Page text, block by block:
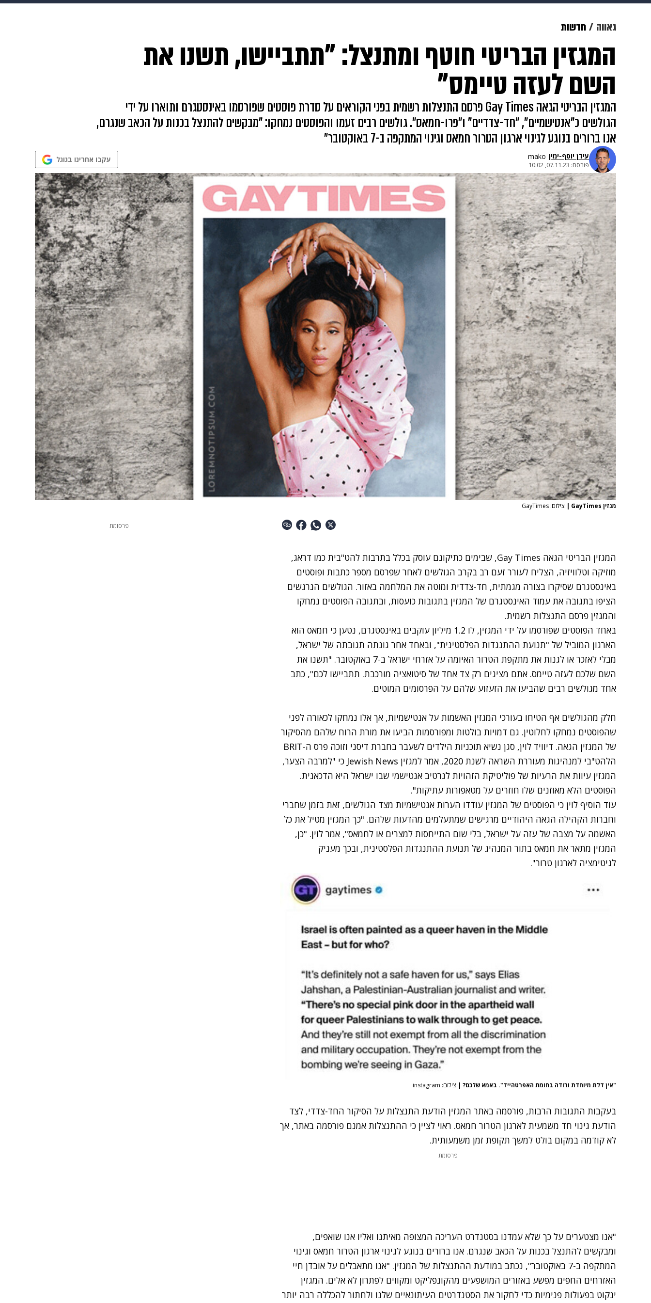
גאווה ויוה משפט תשעה חודשים מתכונים פרויקטים מיוחדים
גאווה חדשות
המגזין הבריטי חוטף ומתנצל: "תתביישו, תשנו את
השם לעזה טיימס"
המגזין הבריטי הגאה Gay Times פרסם התנצלות רשמית בפני הקוראים על סדרת פוסטים שפורסמו באינסטגרם ותוארו על ידי
הגולשים כ"אנטישמיים", "חד-צדדיים" ו"פרו-חמאס". גולשים רבים זעמו והפוסטים נמחקו: "מבקשים להתנצל בכנות על הכאב שנגרם,
אנו ברורים בנוגע לגינוי ארגון הטרור חמאס וגינוי המתקפה ב-7 באוקטובר"
עידן יוסף-ימין mako
פורסם: 07.11.23, 10:02
עקבו אחרינו בגוגל
מגזין GayTimes | צילום: GayTimes
המגזין הבריטי הגאה Gay Times, שבימים כתיקונם עוסק בכלל בתרבות להט"בית כמו דראג,
מוזיקה וטלוויזיה, הצליח לעורר זעם רב בקרב הגולשים לאחר שפרסם מספר כתבות ופוסטים
באינסטגרם שסיקרו בצורה מגמתית, חד-צדדית ומוטה את המלחמה באזור. הגולשים הנרגשים
הציפו בתגובה את עמוד האינסטגרם של המגזין בתגובות כועסות, ובתגובה הפוסטים נמחקו
והמגזין פרסם התנצלות רשמית.
באחד הפוסטים שפורסמו על ידי המגזין, לו 1.2 מיליון עוקבים באינסטגרם, נטען כי חמאס הוא
הארגון המוביל של "תנועת ההתנגדות הפלסטינית", ובאחד אחר גונתה תגובתה של ישראל,
מבלי לאזכר או לגנות את מתקפת הטרור האיומה על אזרחי ישראל ב-7 באוקטובר. "תשנו את
השם שלכם לעזה טיימס. אתם מציגים רק צד אחד של סיטואציה מורכבת. תתביישו לכם", כתב
אחד מגולשים רבים שהביעו את הזעזוע שלהם על הפרסומים המוטים.
חלק מהגולשים אף הטיחו בעורכי המגזין האשמות על אנטישמיות, אך אלו נמחקו לכאורה לפני
שהפוסטים נמחקו לחלוטין. גם דמויות בולטות ומפורסמות הביעו את מורת הרוח שלהם מהסיקור
של המגזין הגאה. דיוויד לוין, סגן נשיא תוכניות הילדים לשעבר בחברת דיסני וזוכה פרס ה-BRIT
הלהט"בי למנהיגות מעוררת השראה לשנת 2020, אמר למגזין Jewish News כי "למרבה הצער,
המגזין עיוות את הרעיות של פוליטיקת הזהויות לנרטיב אנטישמי שבו ישראל היא הדכאנית.
הפוסטים הלא מאוזנים שלו חוזרים על מטאפורות עתיקות".
עוד הוסיף לוין כי הפוסטים של המגזין עודדו הערות אנטישמיות מצד הגולשים, זאת בזמן שחברי
וחברות הקהילה הגאה היהודיים מרגישים שמתעלמים מהדעות שלהם. "כך המגזין מטיל את כל
האשמה על מצבה של עזה על ישראל, בלי שום התייחסות למצרים או לחמאס", אמר לוין. "כן,
המגזין מתאר את חמאס בתור המנהיג של תנועת ההתנגדות הפלסטינית, ובכך מעניק
לגיטימציה לארגון טרור".
"אין דלת מיוחדת ורודה בחומת האפרטהייד". באמא שלכם? | צילום: instagram
בעקבות התגובות הרבות, פורסמה באתר המגזין הודעת התנצלות על הסיקור החד-צדדי, לצד
הודעת גינוי חד משמעית לארגון הטרור חמאס. ראוי לציין כי ההתנצלות אמנם פורסמה באתר, אך
לא קודמה במקום בולט למשך תקופת זמן משמעותית.
פרסומת
"אנו מצטערים על כך שלא עמדנו בסטנדרט העריכה המצופה מאיתנו ואליו אנו שואפים,
ומבקשים להתנצל בכנות על הכאב שנגרם. אנו ברורים בנוגע לגינוי ארגון הטרור חמאס וגינוי
המתקפה ב-7 באוקטובר", נכתב במודעת ההתנצלות של המגזין. "אנו מתאבלים על אובדן חיי
האזרחים החפים מפשע באזורים המושפעים מהקונפליקט ומקווים לפתרון לא אלים. המגזין
ינקוט בפעולות פנימיות כדי לחקור את הסטנדרטים העיתונאיים שלנו ולחתור להכללה רבה יותר
פרסומת